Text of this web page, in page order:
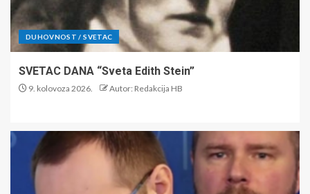
DUHOVNOST / SVETAC
SVETAC DANA “Sveta Edith Stein”
9. kolovoza 2026. Autor: Redakcija HB